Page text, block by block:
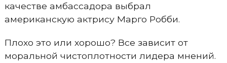
качестве амбассадора выбрал
американскую актрису Марго Робби.
Плохо это или хорошо? Все зависит от
моральной чистоплотности лидера мнений.